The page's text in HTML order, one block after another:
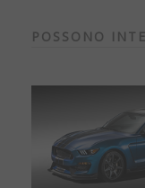
POSSONO